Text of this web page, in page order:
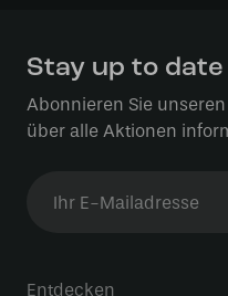
Stay up to date
Abonnieren Sie
über alle Aktionen
Entdecken